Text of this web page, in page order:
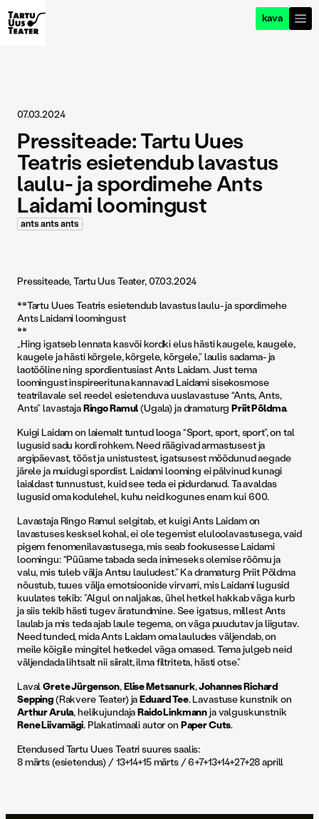
kava
07.03.2024
Pressiteade: Tartu Uues
Teatris esietendub lavastus
laulu- ja spordimehe Ants
Laidami loomingust
ants ants ants
Pressiteade, Tartu Uus Teater, 07.03.2024
**Tartu Uues Teatris esietendub lavastus laulu- ja spordimehe
Ants Laidami loomingust
**
„Hing igatseb lennata kasvõi kordki elus hästi kaugele, kaugele,
kaugele ja hästi kõrgele, kõrgele, kõrgele,” laulis sadama- ja
laotööline ning spordientusiast Ants Laidam. Just tema
loomingust inspireerituna kannavad Laidami sisekosmose
teatrilavale sel reedel esietenduva uuslavastuse “Ants, Ants,
Ants” lavastajaRingo Ramul(Ugala) ja dramaturgPriit Põldma.
Kuigi Laidam on laiemalt tuntud looga “Sport, sport, sport”, on tal
lugusid sadu kordi rohkem. Need räägivad armastusest ja
argipäevast, tööst ja unistustest, igatsusest möödunud aegade
järele ja muidugi spordist. Laidami looming ei pälvinud kunagi
laialdast tunnustust, kuid see teda ei pidurdanud. Ta avaldas
lugusid oma kodulehel, kuhu neid kogunes enam kui 600.
Lavastaja Ringo Ramul selgitab, et kuigi Ants Laidam on
lavastuses kesksel kohal, ei ole tegemist eluloolavastusega, vaid
pigem fenomenilavastusega, mis seab fookusesse Laidami
loomingu: “Püüame tabada seda inimeseks olemise rõõmu ja
valu, mis tuleb välja Antsu lauludest.” Ka dramaturg Priit Põldma
nõustub, tuues välja emotsioonide virvarri, mis Laidami lugusid
kuulates tekib: ”Algul on naljakas, ühel hetkel hakkab väga kurb
ja siis tekib hästi tugev äratundmine. See igatsus, millest Ants
laulab ja mis teda ajab laule tegema, on väga puudutav ja liigutav.
Need tunded, mida Ants Laidam oma lauludes väljendab, on
meile kõigile mingitel hetkedel väga omased. Tema julgeb neid
väljendada lihtsalt nii siiralt, ilma filtriteta, hästi otse.”
LavalGrete Jürgenson,Elise Metsanurk,Johannes Richard
Sepping(Rakvere Teater) jaEduard Tee. Lavastuse kunstnik on
Arthur Arula, helikujundajaRaido Linkmannja valguskunstnik
Rene Liivamägi. Plakatimaali autor on Paper Cuts.
Etendused Tartu Uues Teatri suures saalis:
8 märts (esietendus) / 13+14+15 märts / 6+7+13+14+27+28 aprill